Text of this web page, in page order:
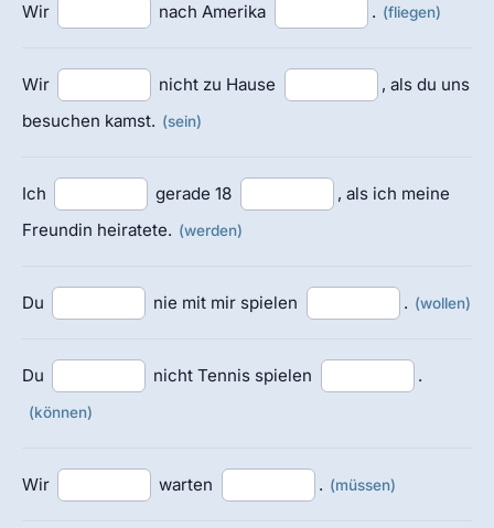
Wir nach Amerika . (fliegen)
Wir nicht zu Hause
, als du uns
besuchen kamst. (sein)
Ich gerade 18
, als ich meine
Freundin heiratete. (werden)
Du nie mit mir spielen . (wollen)
Du nicht Tennis spielen .
(können)
Wir warten . (müssen)